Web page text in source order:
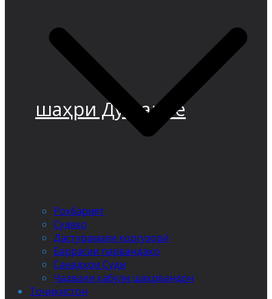
шаҳри Душанбе
Роҳбарият
Судяҳо
Дастурамали коргузорӣ
Баррасии парвандаҳо
Санадҳои Суди
Ҷадвали қабули шаҳрвандон
Тоҷикистон